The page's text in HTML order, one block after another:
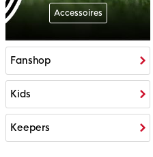
Accessoires
Fanshop
Kids
Keepers